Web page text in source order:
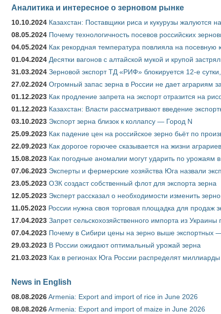
Аналитика и интересное о зерновом рынке
10.10.2024 Казахстан: Поставщики риса и кукурузы жалуются
08.05.2024 Почему технологичность посевов российских
04.05.2024 Как рекордная температура повлияла на
01.04.2024 Десятки вагонов с алтайской мукой и крупой
31.03.2024 Зерновой экспорт ТД «РИФ» блокируется 12-е
27.02.2024 Огромный запас зерна в России не дает аграриям
01.12.2023 Как продление запрета на экспорт отразится на
01.12.2023 Казахстан: Власти рассматривают введение
03.10.2023 Экспорт зерна близок к коллапсу — Город N
25.09.2023 Как падение цен на российское зерно бьёт по
22.09.2023 Как дорогое горючее сказывается на жизни аграриев
15.08.2023 Как погодные аномалии могут ударить по урожаям
07.06.2023 Эксперты и фермерские хозяйства Юга назвали
23.05.2023 ОЗК создаст собственный флот для экспорта зерна
12.05.2023 Эксперт рассказал о необходимости изменить
11.05.2023 России нужна своя торговая площадка для продаж
17.04.2023 Запрет сельскохозяйственного импорта из
07.04.2023 Почему в Сибири цены на зерно выше экспортных
29.03.2023 В России ожидают оптимальный урожай зерна
21.03.2023 Как в регионах Юга России распределят
News in English
08.08.2026Armenia: Export and import of rice in June 2026
08.08.2026Armenia: Export and import of maize in June 2026